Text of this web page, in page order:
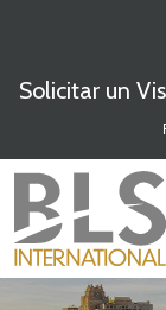
Solicitar un